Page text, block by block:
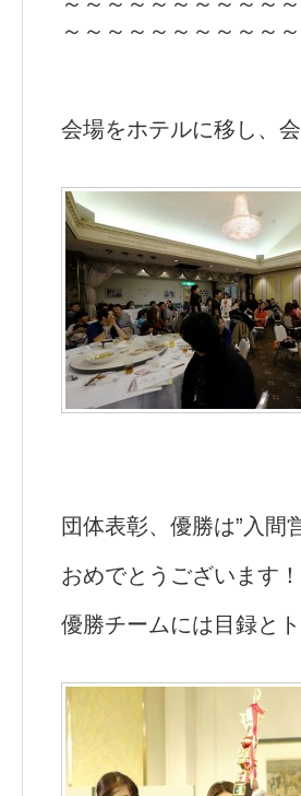
～～～～～～～～～～
会場をホテルに移し、会
団体表彰、優勝は”入間
おめでとうございます！
優勝チームには目録と